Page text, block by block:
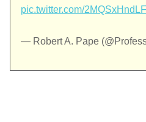
pic.twitter.com/2MQSxHndLF
— Robert A. Pape